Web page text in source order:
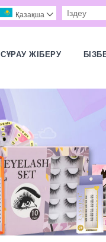
Қазақша 
СҰРАУ ЖІБЕРУ